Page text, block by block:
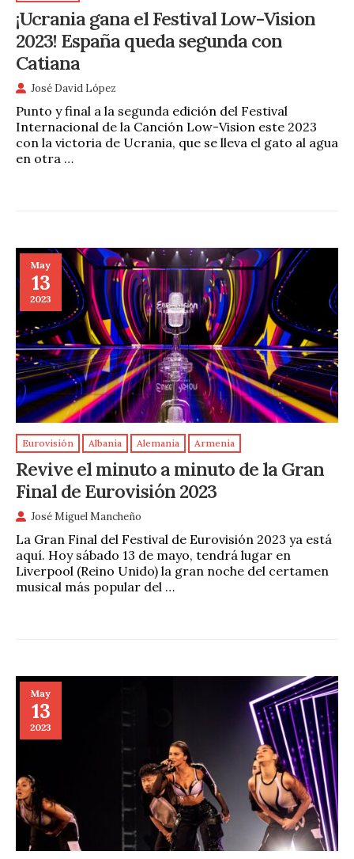
¡Ucrania gana el Festival Low-Vision
2023! España queda segunda con
Catiana
José David López
Punto y final a la segunda edición del Festival
Internacional de la Canción Low-Vision este 2023
con la victoria de Ucrania, que se lleva el gato al agua
en otra …
May
13
2023
Eurovisión Albania Alemania Armenia
Revive el minuto a minuto de la Gran
Final de Eurovisión 2023
José Miguel Mancheño
La Gran Final del Festival de Eurovisión 2023 ya está
aquí. Hoy sábado 13 de mayo, tendrá lugar en
Liverpool (Reino Unido) la gran noche del certamen
musical más popular del …
May
13
2023